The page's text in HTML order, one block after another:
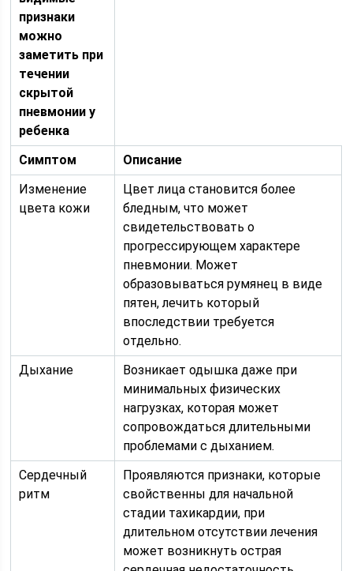
признаки
можно
заметить при
течении
скрытой
пневмонии у
ребенка
Симптом
Описание
Изменение
цвета кожи
Цвет лица становится более
бледным, что может
свидетельствовать о
прогрессирующем характере
пневмонии. Может
образовываться румянец в виде
пятен, лечить который
впоследствии требуется
отдельно.
Дыхание
Возникает одышка даже при
минимальных физических
нагрузках, которая может
сопровождаться длительными
проблемами с дыханием.
Сердечный
ритм
Проявляются признаки, которые
свойственны для начальной
стадии тахикардии, при
длительном отсутствии лечения
может возникнуть острая